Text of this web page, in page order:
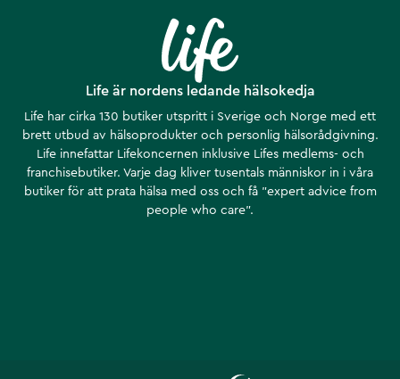
Life är nordens ledande hälsokedja
Life har cirka 130 butiker utspritt i Sverige och Norge med ett
brett utbud av hälsoprodukter och personlig hälsorådgivning.
Life innefattar Lifekoncernen inklusive Lifes medlems- och
franchisebutiker. Varje dag kliver tusentals människor in i våra
butiker för att prata hälsa med oss och få ”expert advice from
people who care”.